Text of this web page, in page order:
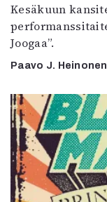
Kesäkuun
Joogaa”.
Paavo J. Heinonen